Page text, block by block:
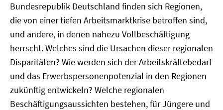
Bundesrepublik Deutschland finden sich Regionen,
die von einer tiefen Arbeitsmarktkrise betroffen sind,
und andere, in denen nahezu Vollbeschäftigung
herrscht. Welches sind die Ursachen dieser regionalen
Disparitäten? Wie werden sich der Arbeitskräftebedarf
und das Erwerbspersonenpotenzial in den Regionen
zukünftig entwickeln? Welche regionalen
Beschäftigungsaussichten bestehen, für Jüngere und